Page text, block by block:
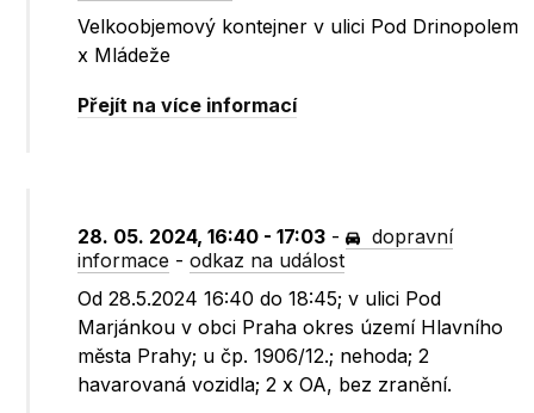
Velkoobjemový kontejner v ulici Pod Drinopolem
x Mládeže
Přejít na více informací
28. 05. 2024, 16:40 - 17:03 -
dopravní
informace -odkaz na událost
Od 28.5.2024 16:40 do 18:45; v ulici Pod
Marjánkou v obci Praha okres území Hlavního
města Prahy; u čp. 1906/12.; nehoda; 2
havarovaná vozidla; 2 x OA, bez zranění.